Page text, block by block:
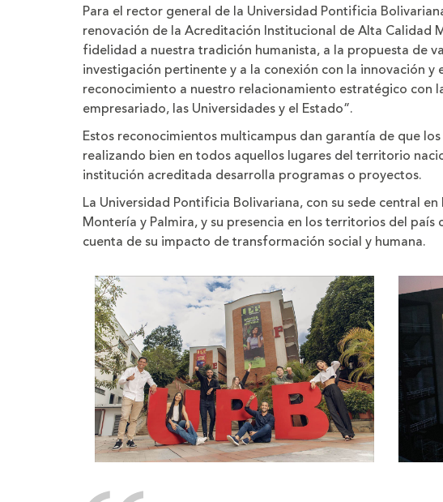
Para el rector general de la Universidad Pontificia
renovación de la Acreditación Institucional de Alta Calidad
fidelidad a nuestra tradición humanista, a la propuesta de
investigación pertinente y a la conexión con la innovación y
reconocimiento a nuestro relacionamiento estratégico con
empresariado, las Universidades y el Estado”.
Estos reconocimientos multicampus dan garantía de que
realizando bien en todos aquellos lugares del territorio
institución acreditada desarrolla programas o proyectos.
La Universidad Pontificia Bolivariana, con su sede central
Montería y Palmira, y su presencia en los territorios del
cuenta de su impacto de transformación social y humana.